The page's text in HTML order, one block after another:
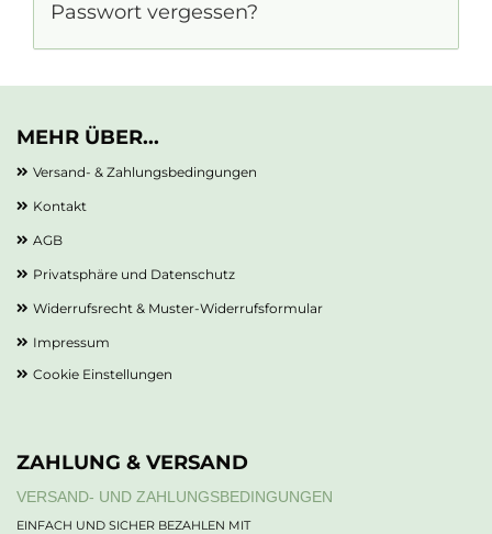
Passwort vergessen?
MEHR ÜBER...
Versand- & Zahlungsbedingungen
Kontakt
AGB
Privatsphäre und Datenschutz
Widerrufsrecht & Muster-Widerrufsformular
Impressum
Cookie Einstellungen
ZAHLUNG & VERSAND
VERSAND- UND ZAHLUNGSBEDINGUNGEN
EINFACH UND SICHER BEZAHLEN MIT